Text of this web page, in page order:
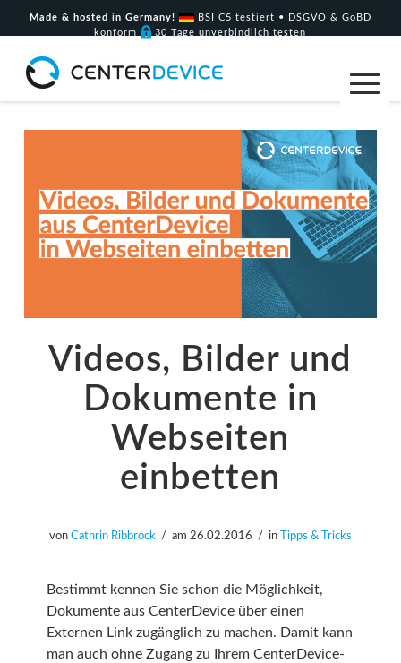
Made & hosted in Germany!
BSI C5 testiert • DSGVO & GoBD
konform
30 Tage unverbindlich testen
Videos, Bilder und
Dokumente in
Webseiten
einbetten
vonCathrin Ribbrock am 26.02.2016 in Tipps & Tricks
Bestimmt kennen Sie schon die Möglichkeit,
Dokumente aus CenterDevice über einen
Externen Link zugänglich zu machen. Damit kann
man auch ohne Zugang zu Ihrem CenterDevice-